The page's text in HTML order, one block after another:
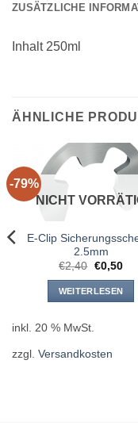
ZUSÄTZLICHE
Inhalt 250ml
ÄHNLICHE
-79%
NICHT
E-Clip
2.5mm
€2,40
war:
€2,40
€0,50
ist:
WEITERLESEN
inkl. 20 % MwSt.
zzgl. Versandkosten